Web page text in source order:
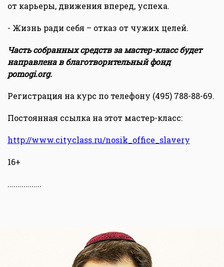
от карьеры, движения вперед, успеха.
- Жизнь ради себя – отказ от чужих целей.
Часть собранных средств за мастер-класс будет
направлена в благотворительный фонд
pomogi.org.
Регистрация на курс по телефону (495) 788-88-69.
Постоянная ссылка на этот мастер-класс:
http://www.cityclass.ru/nosik_office_slavery
16+
.................